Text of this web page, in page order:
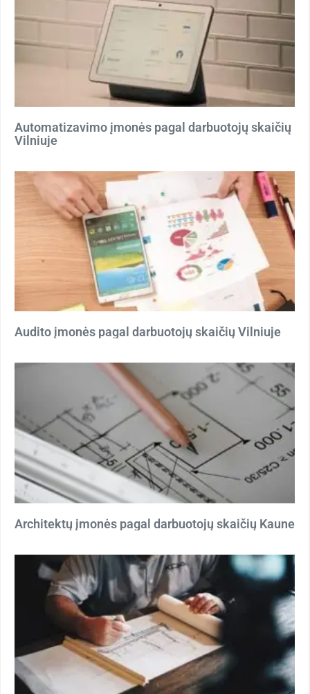
Automatizavimo įmonės pagal darbuotojų skaičių
Vilniuje
Audito įmonės pagal darbuotojų skaičių Vilniuje
Architektų įmonės pagal darbuotojų skaičių Kaune